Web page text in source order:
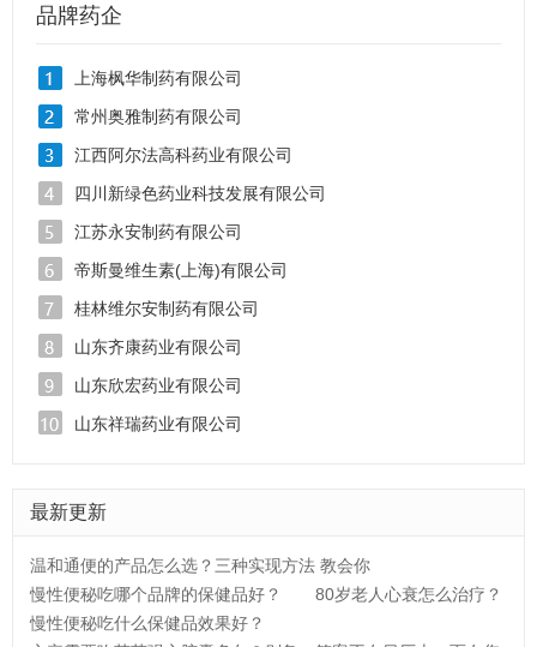
品牌药企
上海枫华制药有限公司
常州奥雅制药有限公司
江西阿尔法高科药业有限公司
四川新绿色药业科技发展有限公司
江苏永安制药有限公司
帝斯曼维生素(上海)有限公司
桂林维尔安制药有限公司
山东齐康药业有限公司
山东欣宏药业有限公司
山东祥瑞药业有限公司
最新更新
温和通便的产品怎么选？三种实现方法 教会你
慢性便秘吃哪个品牌的保健品好？
80岁老人心衰怎么治疗？
慢性便秘吃什么保健品效果好？